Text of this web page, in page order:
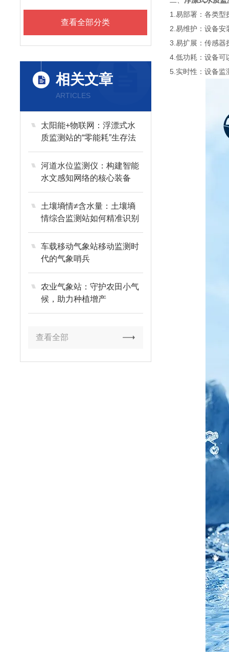
查看全部分类
相关文章
ARTICLES
太阳能+物联网：浮漂式水
质监测站的“零能耗”生存法
则
河道水位监测仪：构建智能
水文感知网络的核心装备
土壤墒情≠含水量：土壤墒
情综合监测站如何精准识别
干旱、渍涝与盐渍化风险？
车载移动气象站移动监测时
代的气象哨兵
农业气象站：守护农田小气
候，助力种植增产
查看全部
1.易部署：各类型
2.易维护：设备安
3.易扩展：传感器
4.低功耗：设备可
5.实时性：设备监